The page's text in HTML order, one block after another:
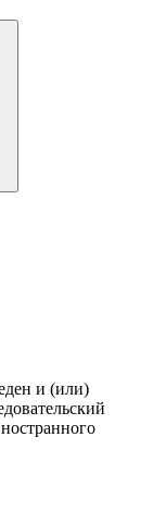
и (или)